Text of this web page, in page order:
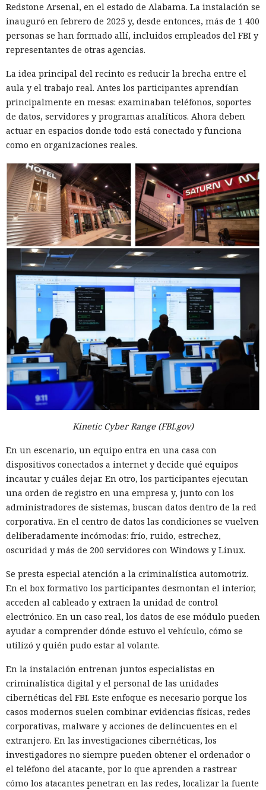
Redstone Arsenal, en el estado de Alabama. La instalación se
inauguró en febrero de 2025 y, desde entonces, más de 1 400
personas se han formado allí, incluidos empleados del FBI y
representantes de otras agencias.
La idea principal del recinto es reducir la brecha entre el
aula y el trabajo real. Antes los participantes aprendían
principalmente en mesas: examinaban teléfonos, soportes
de datos, servidores y programas analíticos. Ahora deben
actuar en espacios donde todo está conectado y funciona
como en organizaciones reales.
Kinetic Cyber Range (FBI.gov)
En un escenario, un equipo entra en una casa con
dispositivos conectados a internet y decide qué equipos
incautar y cuáles dejar. En otro, los participantes ejecutan
una orden de registro en una empresa y, junto con los
administradores de sistemas, buscan datos dentro de la red
corporativa. En el centro de datos las condiciones se vuelven
deliberadamente incómodas: frío, ruido, estrechez,
oscuridad y más de 200 servidores con Windows y Linux.
Se presta especial atención a la criminalística automotriz.
En el box formativo los participantes desmontan el interior,
acceden al cableado y extraen la unidad de control
electrónico. En un caso real, los datos de ese módulo pueden
ayudar a comprender dónde estuvo el vehículo, cómo se
utilizó y quién pudo estar al volante.
En la instalación entrenan juntos especialistas en
criminalística digital y el personal de las unidades
cibernéticas del FBI. Este enfoque es necesario porque los
casos modernos suelen combinar evidencias físicas, redes
corporativas, malware y acciones de delincuentes en el
extranjero. En las investigaciones cibernéticas, los
investigadores no siempre pueden obtener el ordenador o
el teléfono del atacante, por lo que aprenden a rastrear
cómo los atacantes penetran en las redes, localizar la fuente